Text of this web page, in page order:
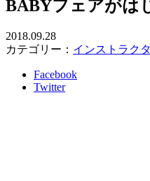
BABYフェアがは
2018.09.28
カテゴリー： インストラク
Facebook
Twitter